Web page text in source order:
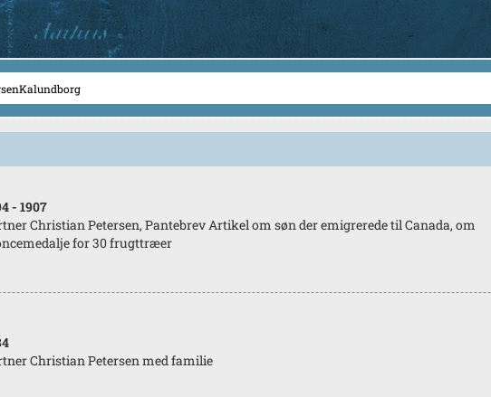
- 1907
Christian Petersen, Pantebrev Artikel om søn der emigrerede til Canada, om
for 30 frugttræer
Christian Petersen med familie